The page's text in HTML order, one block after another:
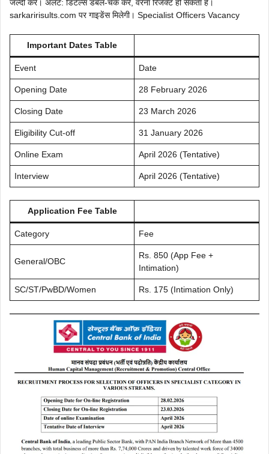
जल्दी करें। अलर्ट: डिटेल्स डबल-चेक करें, वरना रिजेक्ट हो सकता है।
sarkaririsults.com पर गाइडेंस मिलेगी। Specialist Officers Vacancy
Important Dates Table
Event Date
Opening Date 28 February 2026
Closing Date 23 March 2026
Eligibility Cut-off 31 January 2026
Online Exam April 2026 (Tentative)
Interview April 2026 (Tentative)
Application Fee Table
Category Fee
General/OBC
Rs. 850 (App Fee +
Intimation)
SC/ST/PwBD/Women Rs. 175 (Intimation Only)